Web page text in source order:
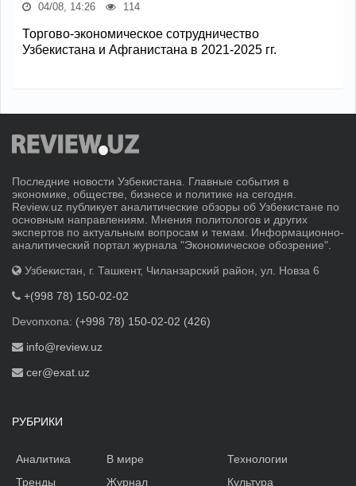
04/08, 14:26 114
Торгово-экономическое сотрудничество
Узбекистана и Афганистана в 2021-2025 гг.
Последние новости Узбекистана. Главные события в
экономике, обществе, бизнесе и политике на сегодня.
Review.uz публикует аналитические обзоры об Узбекистане по
основным направлениям. Мнения политологов и других
экспертов по актуальным вопросам и темам. Информационно-
аналитический портал журнала "Экономическое обозрение".
Узбекистан, г. Ташкент, Чиланзарский район, ул. Новза 6
+(998 78) 150-02-02
Devonxona: (+998 78) 150-02-02 (426)
info@review.uz
cer@exat.uz
РУБРИКИ
Аналитика
Тренды
В мире
Журнал
Технологии
Культура